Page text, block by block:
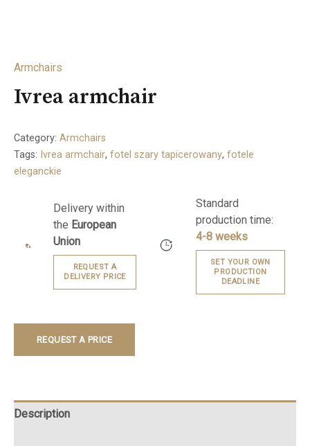
Armchairs
Ivrea armchair
Category: Armchairs
Tags: Ivrea armchair, fotel szary tapicerowany, fotele
eleganckie
Delivery within
the European
Union
REQUEST A
DELIVERY PRICE
Standard
production time:
4-8 weeks
SET YOUR OWN
PRODUCTION
DEADLINE
REQUEST A PRICE
Description